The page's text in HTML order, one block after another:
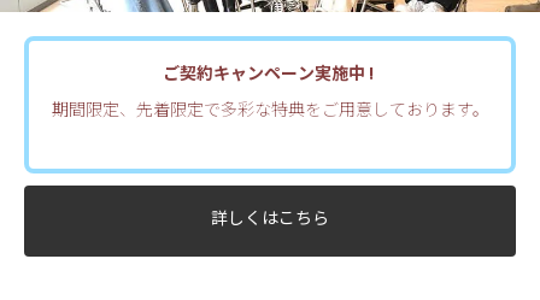
ご契約キャンペーン実施中 !
期間限定、先着限定で多彩な特典をご用意しております。
詳しくはこちら